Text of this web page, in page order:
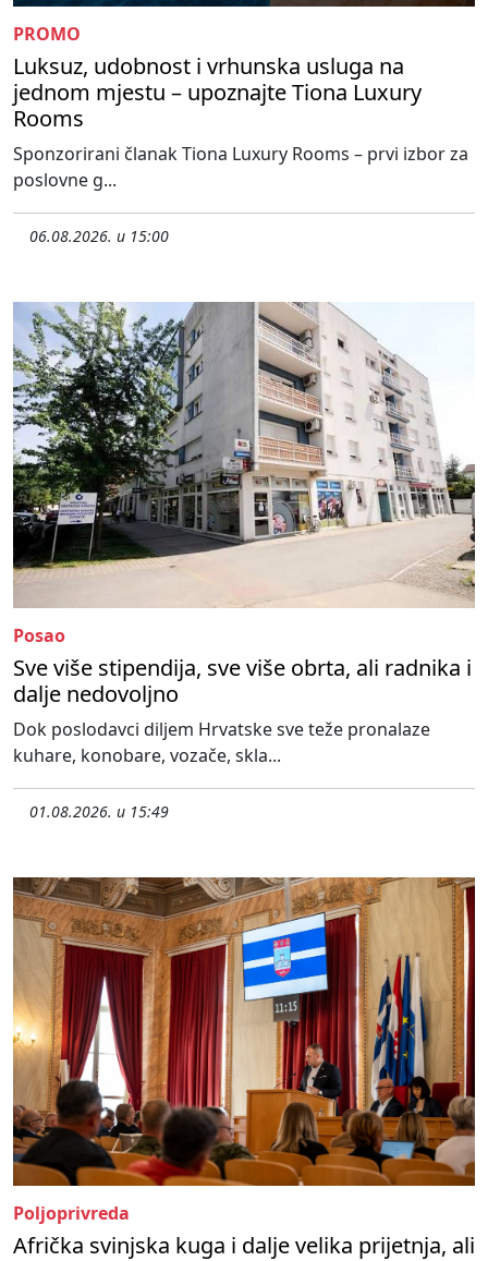
PROMO
Luksuz, udobnost i vrhunska usluga na
jednom mjestu – upoznajte Tiona Luxury
Rooms
Sponzorirani članak Tiona Luxury Rooms – prvi izbor za
poslovne g...
06.08.2026. u 15:00
Posao
Sve više stipendija, sve više obrta, ali radnika i
dalje nedovoljno
Dok poslodavci diljem Hrvatske sve teže pronalaze
kuhare, konobare, vozače, skla...
01.08.2026. u 15:49
Poljoprivreda
Afrička svinjska kuga i dalje velika prijetnja, ali